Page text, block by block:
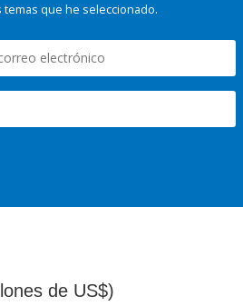
que he seleccionado.
de US$)